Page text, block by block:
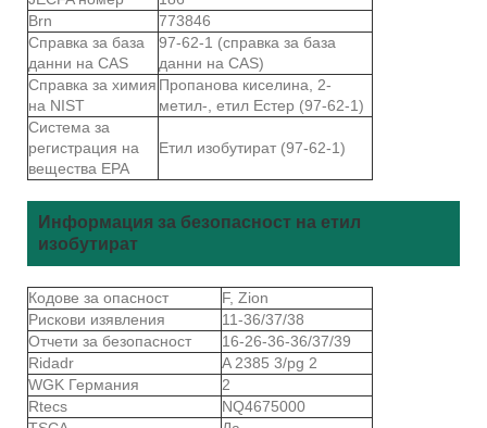
Brn
773846
Справка за база
данни на CAS
97-62-1 (справка за база
данни на CAS)
Справка за химия
на NIST
Пропанова киселина, 2-
метил-, етил Естер (97-62-1)
Система за
регистрация на
вещества EPA
Етил изобутират (97-62-1)
Информация за безопасност на етил
изобутират
Кодове за опасност
F, Zion
Рискови изявления
11-36/37/38
Отчети за безопасност
16-26-36-36/37/39
Ridadr
A 2385 3/pg 2
WGK Германия
2
Rtecs
NQ4675000